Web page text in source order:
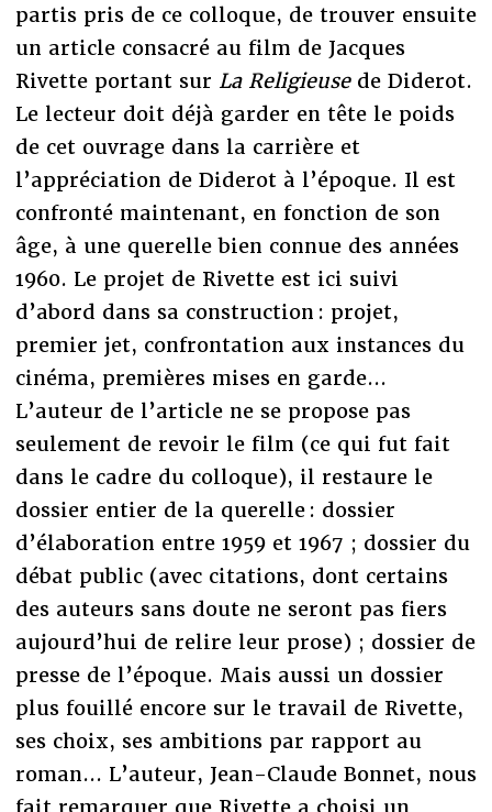
partis pris de ce colloque, de trouver ensuite
un article consacré au film de Jacques
Rivette portant sur La Religieusede Diderot.
Le lecteur doit déjà garder en tête le poids
de cet ouvrage dans la carrière et
l’appréciation de Diderot à l’époque. Il est
confronté maintenant, en fonction de son
âge, à une querelle bien connue des années
1960. Le projet de Rivette est ici suivi
d’abord dans sa construction : projet,
premier jet, confrontation aux instances du
cinéma, premières mises en garde...
L’auteur de l’article ne se propose pas
seulement de revoir le film (ce qui fut fait
dans le cadre du colloque), il restaure le
dossier entier de la querelle : dossier
d’élaboration entre 1959 et 1967 ; dossier du
débat public (avec citations, dont certains
des auteurs sans doute ne seront pas fiers
aujourd’hui de relire leur prose) ; dossier de
presse de l’époque. Mais aussi un dossier
plus fouillé encore sur le travail de Rivette,
ses choix, ses ambitions par rapport au
roman... L’auteur, Jean-Claude Bonnet, nous
fait remarquer que Rivette a choisi un